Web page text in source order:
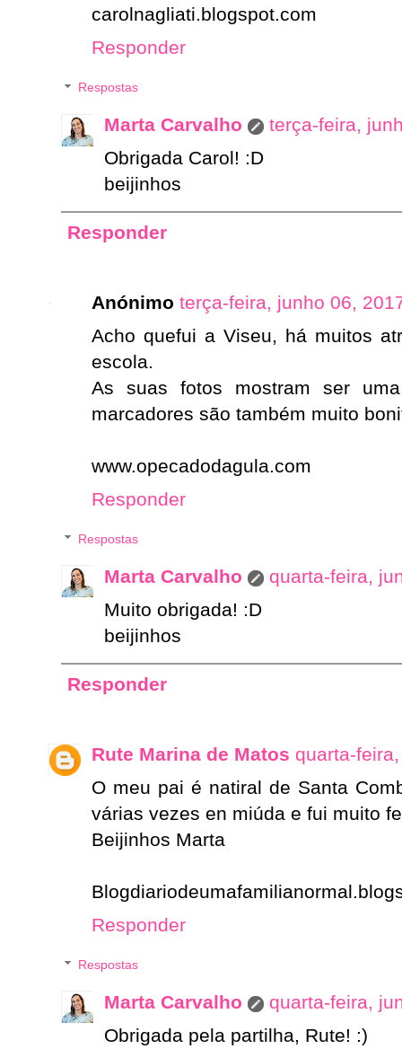
carolnagliati.blogspot.com
Responder
Respostas
Marta Carvalho
terça-feira,
Obrigada Carol! :D
beijinhos
Responder
Anónimo terça-feira, junho 06,
Acho quefui a Viseu, há muitos
escola.
As suas fotos mostram ser
marcadores são também muito
www.opecadodagula.com
Responder
Respostas
Marta Carvalho
quarta-feira,
Muito obrigada! :D
beijinhos
Responder
Rute Marina de Matos quarta-
O meu pai é natiral de Santa
várias vezes en miúda e fui muito
Beijinhos Marta
Responder
Respostas
Marta Carvalho
quarta-feira,
Obrigada pela partilha, Rute! :)